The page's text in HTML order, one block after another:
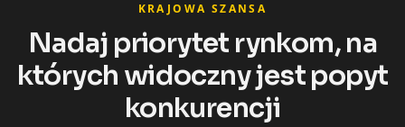
KRAJOWA SZANSA
Nadaj priorytet rynkom, na
których widoczny jest popyt
konkurencji